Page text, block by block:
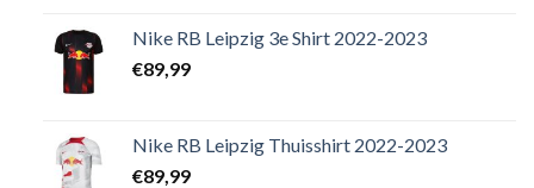
Nike RB Leipzig 3e Shirt 2022-2023
€89,99
Nike RB Leipzig Thuisshirt 2022-2023
€89,99